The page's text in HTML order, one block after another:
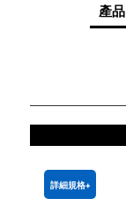
產品
詳細規格